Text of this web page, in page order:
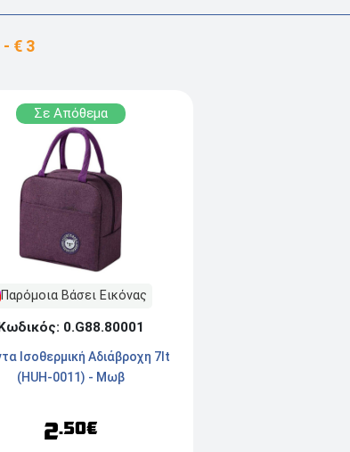
Σε Απόθεμα
Παρόμοια Βάσει Εικόνας
0.G88.80001
Ισοθερμική Αδιάβροχη 7lt
(HUH-0011) - Μωβ
2.50€